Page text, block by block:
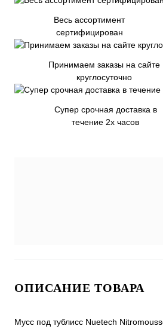
Весь ассортимент
сертифицирован
Принимаем заказы на сайте
круглосуточно
Супер срочная доставка в
течение 2х часов
ОПИСАНИЕ ТОВАРА
Мусс под тублисс Nuetech